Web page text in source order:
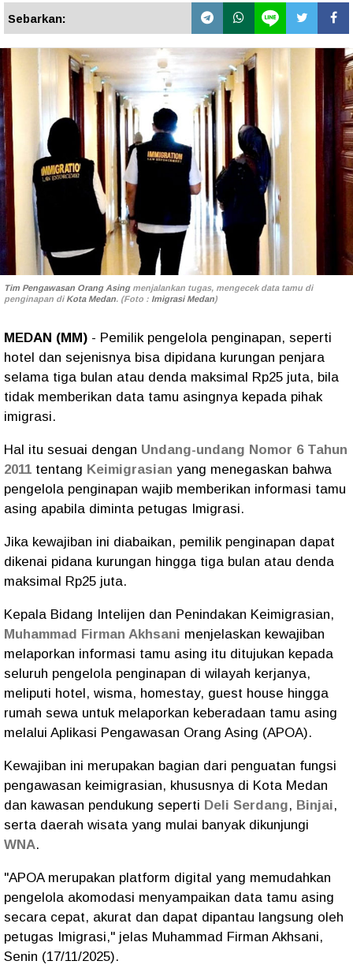
Sebarkan:
Tim Pengawasan Orang Asingmenjalankan tugas, mengecek data tamu di
penginapan di Kota Medan. (Foto : Imigrasi Medan)
MEDAN (MM) - Pemilik pengelola penginapan, seperti
hotel dan sejenisnya bisa dipidana kurungan penjara
selama tiga bulan atau denda maksimal Rp25 juta, bila
tidak memberikan data tamu asingnya kepada pihak
imigrasi.
Hal itu sesuai dengan Undang-undang Nomor 6 Tahun
2011 tentang Keimigrasian yang menegaskan bahwa
pengelola penginapan wajib memberikan informasi tamu
asing apabila diminta petugas Imigrasi.
Jika kewajiban ini diabaikan, pemilik penginapan dapat
dikenai pidana kurungan hingga tiga bulan atau denda
maksimal Rp25 juta.
Kepala Bidang Intelijen dan Penindakan Keimigrasian,
Muhammad Firman Akhsani menjelaskan kewajiban
melaporkan informasi tamu asing itu ditujukan kepada
seluruh pengelola penginapan di wilayah kerjanya,
meliputi hotel, wisma, homestay, guest house hingga
rumah sewa untuk melaporkan keberadaan tamu asing
melalui Aplikasi Pengawasan Orang Asing (APOA).
Kewajiban ini merupakan bagian dari penguatan fungsi
pengawasan keimigrasian, khususnya di Kota Medan
dan kawasan pendukung seperti Deli Serdang, Binjai,
serta daerah wisata yang mulai banyak dikunjungi
WNA.
"APOA merupakan platform digital yang memudahkan
pengelola akomodasi menyampaikan data tamu asing
secara cepat, akurat dan dapat dipantau langsung oleh
petugas Imigrasi," jelas Muhammad Firman Akhsani,
Senin (17/11/2025).